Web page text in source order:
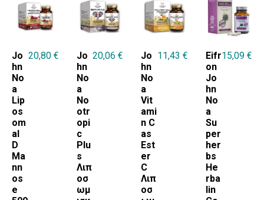
Jo
hn
No
a
Lip
os
om
al
D
Ma
nn
os
e
20,80 €
Jo
hn
No
a
No
otr
opi
c
Plu
s
Λιπ
οσ
ωμ
20,06 €
Jo
hn
No
a
Vit
ami
n C
as
Est
er
C
Λιπ
οσ
11,43 €
Eifr
on
Jo
hn
No
a
Su
per
her
bs
He
rba
lin
15,09 €